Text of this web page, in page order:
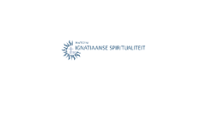
Jezuïet worden